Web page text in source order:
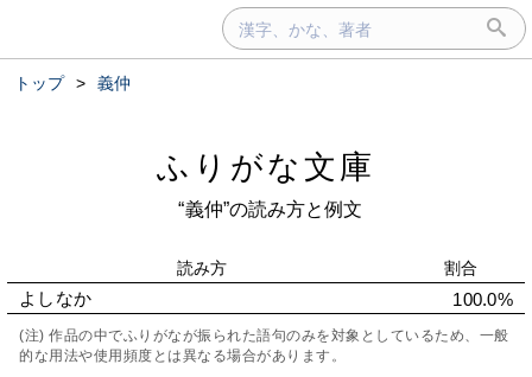
トップ > 義仲
ふりがな文庫
“義仲”の読み方と例文
読み方 割合
よしなか 100.0%
(注) 作品の中でふりがなが振られた語句のみを対象としているため、一般
的な用法や使用頻度とは異なる場合があります。